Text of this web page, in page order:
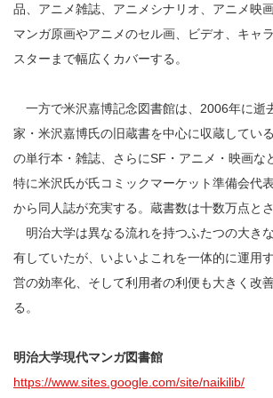
品、アニメ雑誌、アニメシナリオ、アニメ映
マンガ原画やアニメのセル画、ビデオ、キャ
スターまで幅広くカバーする。
一方で米沢嘉博記念図書館は、2006年に逝
家・米沢嘉博氏の旧蔵書を中心に収蔵してい
の単行本・雑誌、さらにSF・アニメ・映画な
特に米沢氏が氏コミックマーケット準備会代
から同人誌が充実する。蔵書数は十数万点とさ
明治大学は異なる流れを持つふたつの大き
有していたが、いよいよこれを一体的に運用
営の効率化、そして利用者の利便も大きく改
る。
明治大学現代マンガ図書館
https://www.sites.google.com/site/naikilib/